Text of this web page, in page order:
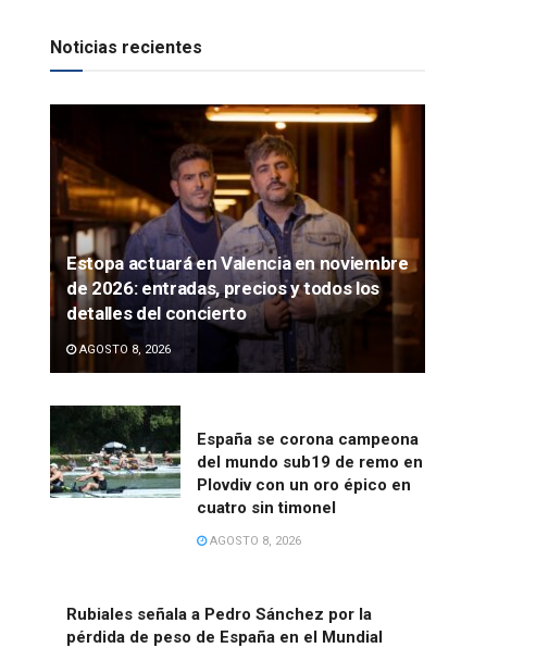
Noticias recientes
Estopa actuará en Valencia en noviembre
de 2026: entradas, precios y todos los
detalles del concierto
AGOSTO 8, 2026
España se corona campeona
del mundo sub19 de remo en
Plovdiv con un oro épico en
cuatro sin timonel
AGOSTO 8, 2026
Rubiales señala a Pedro Sánchez por la
pérdida de peso de España en el Mundial